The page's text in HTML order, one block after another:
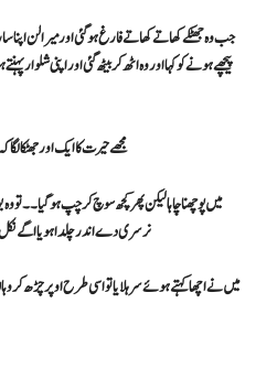
جب وہ جھٹکے کھاتے کھاتے فارغ ہو گئی اور میرا لن اپنا
پیچھے ہونے کو کہا اور وہ اٹھ کر بیٹھ گئی اور اپنی شلوار
مجھے حیرت کا ایک اور جھٹکا
میں پوچھنا چاہا لیکن پھر کچھ سوچ کر چپ ہوگیا ۔۔ تو
نرسری دے اندر چلدا ہویا اگے
میں نے اچھا کہتے ہوئے سر ہلایا تو اسی طرح اوپر چڑھ